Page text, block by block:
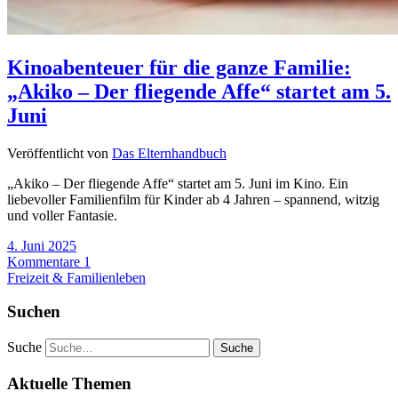
Kinoabenteuer für die ganze Familie:
„Akiko – Der fliegende Affe“ startet am 5.
Juni
Veröffentlicht von Das Elternhandbuch
„Akiko – Der fliegende Affe“ startet am 5. Juni im Kino. Ein
liebevoller Familienfilm für Kinder ab 4 Jahren – spannend, witzig
und voller Fantasie.
4. Juni 2025
Kommentare 1
Freizeit & Familienleben
Suchen
Suche
Aktuelle Themen